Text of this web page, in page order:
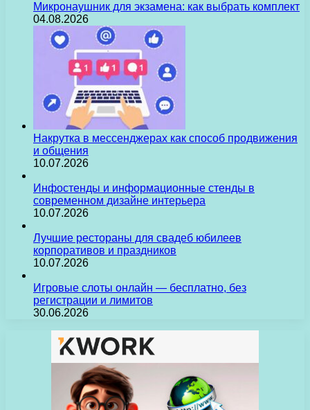
Микронаушник для экзамена: как выбрать комплект
04.08.2026
Накрутка в мессенджерах как способ продвижения
и общения
10.07.2026
Инфостенды и информационные стенды в
современном дизайне интерьера
10.07.2026
Лучшие рестораны для свадеб юбилеев
корпоративов и праздников
10.07.2026
Игровые слоты онлайн — бесплатно, без
регистрации и лимитов
30.06.2026